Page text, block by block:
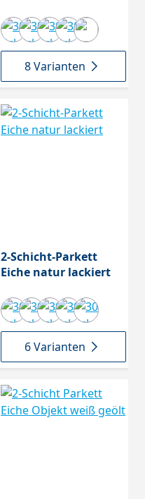
8 Varianten
2-Schicht-Parkett
Eiche natur lackiert
6 Varianten